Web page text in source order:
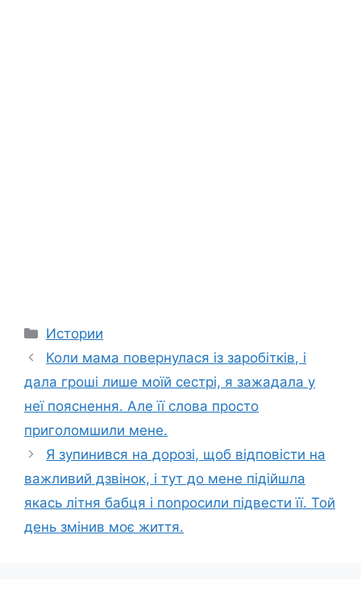
Categories
Истории
Коли мама повернулася із заробітків, і
дала гроші лише моїй сестрі, я зажадала у
неї пояснення. Але її слова просто
приголомшили мене.
Я зyпинився на дорозі, щоб відповісти на
важливий дзвінок, і тут до мене підійшла
якась літня бабця і поnросили підвести її. Той
день змінив моє життя.